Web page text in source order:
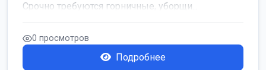
Срочно требуются горничные, уборщи...
0 просмотров
Подробнее